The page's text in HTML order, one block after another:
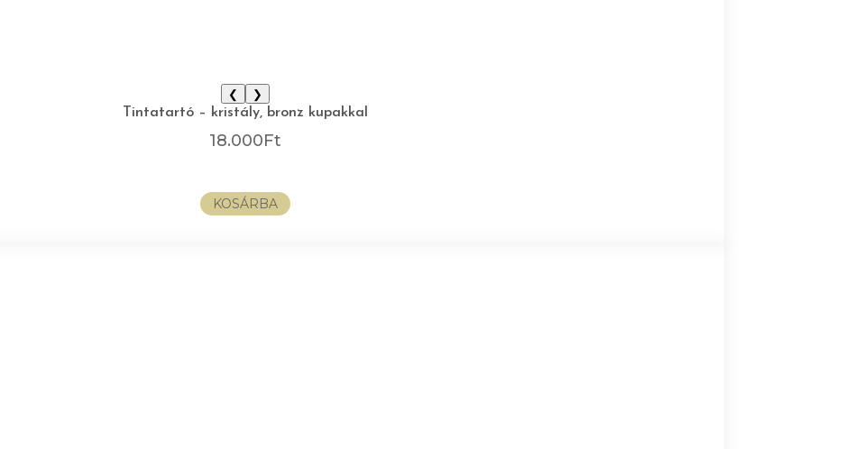
❮
❯
Tintatartó – kristály, bronz kupakkal
18.000Ft
KOSÁRBA